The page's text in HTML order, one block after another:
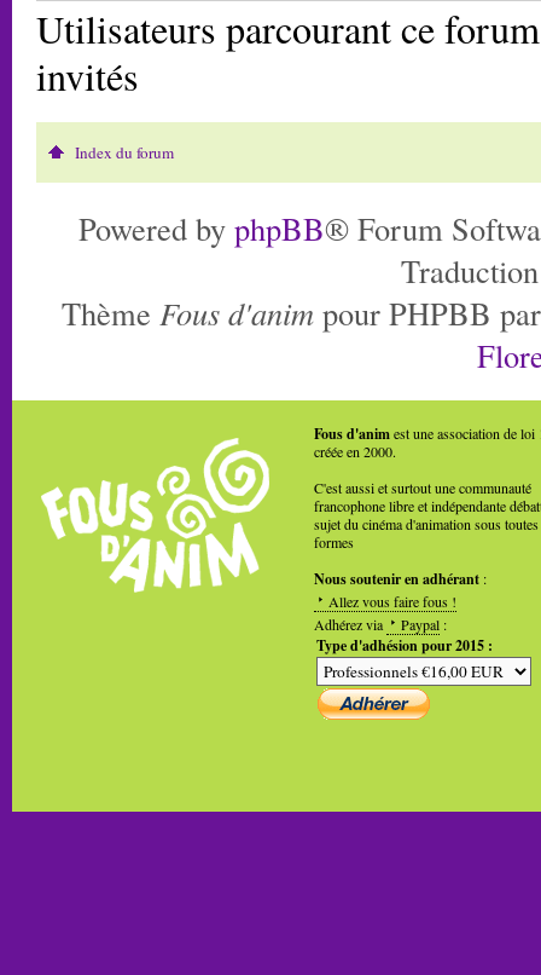
Utilisateurs parcourant ce
invités
Index du forum
Powered by phpBB® Forum
Thème Fous d'anim pour PHPBB
Fous d'animest une association de loi
créée en 2000.
C'est aussi et surtout une communauté
francophone libre et indépendante
sujet du cinéma d'animation sous toutes
formes
Nous soutenir en adhérant :
Allez vous faire fous !
Adhérez via
Paypal :
Type d'adhésion pour 2015 :